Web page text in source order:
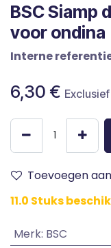
BSC Siamp
voor ondina
Interne
6,30 €
Toevoegen
11.0 Stuks
Merk: BSC